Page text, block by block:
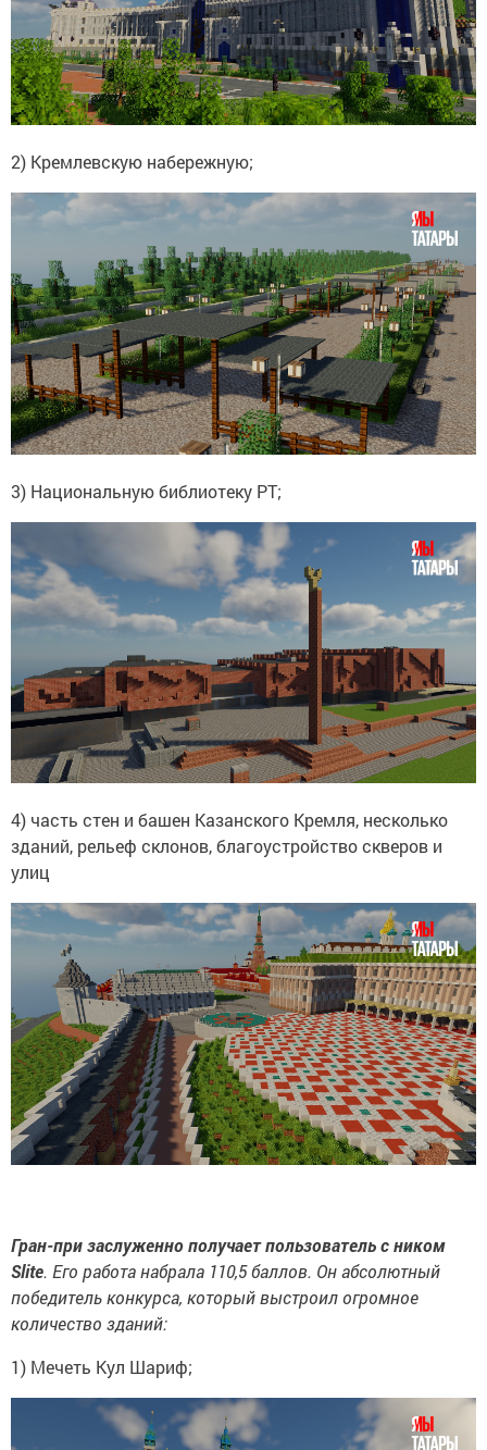
2) Кремлевскую набережную;
3) Национальную библиотеку РТ;
4) часть стен и башен Казанского Кремля, несколько
зданий, рельеф склонов, благоустройство скверов и
улиц
Гран-при заслуженно получает пользователь с ником
Slite. Его работа набрала 110,5 баллов. Он абсолютный
победитель конкурса, который выстроил огромное
количество зданий:
1) Мечеть Кул Шариф;